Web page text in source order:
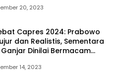
20, 2023
Capres 2024: Prabowo
dan Realistis, Sementara
Dinilai Bermacam
14, 2023